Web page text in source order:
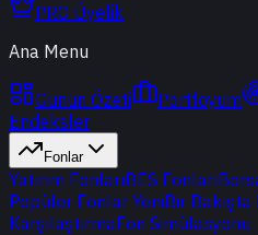
PRO Üyelik
Ana Menu
Günün Özeti Portföyüm
Endeksler
Fonlar
Yatırım FonlarıBES Fonları
Popüler Fonlar YeniBir
KarşılaştırmaFon Simülasyonu